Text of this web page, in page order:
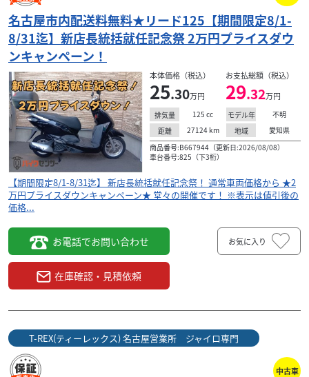
名古屋市内配送料無料★リード125【期間限定8/1-
8/31迄】新店長統括就任記念祭 2万円プライスダウ
ンキャンペーン！
本体価格（税込）
25.30万円
お支払総額（税込）
29.32万円
排気量 125 cc モデル年
不明
距離
27124 km 地域
愛知県
商品番号:B667944（更新日:2026/08/08）
車台番号:825（下3桁）
【期間限定8/1-8/31迄】 新店長統括就任記念祭！ 通常車両価格から ★2
万円プライスダウンキャンペーン★ 堂々の開催です！ ※表示は値引後の
価格...
お電話でお問い合わせ
在庫確認・見積依頼
お気に入り
T-REX(ティーレックス) 名古屋営業所 ジャイロ専門
中古車